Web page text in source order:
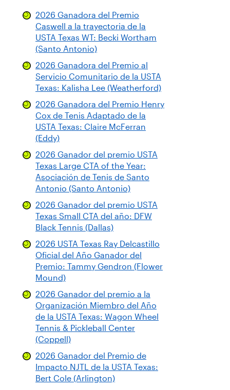
2026 Ganadora del Premio
Caswell a la trayectoria de la
USTA Texas WT: Becki Wortham
(Santo Antonio)
2026 Ganadora del Premio al
Servicio Comunitario de la USTA
Texas: Kalisha Lee (Weatherford)
2026 Ganadora del Premio Henry
Cox de Tenis Adaptado de la
USTA Texas: Claire McFerran
(Eddy)
2026 Ganador del premio USTA
Texas Large CTA of the Year:
Asociación de Tenis de Santo
Antonio (Santo Antonio)
2026 Ganador del premio USTA
Texas Small CTA del año: DFW
Black Tennis (Dallas)
2026 USTA Texas Ray Delcastillo
Oficial del Año Ganador del
Premio: Tammy Gendron (Flower
Mound)
2026 Ganador del premio a la
Organización Miembro del Año
de la USTA Texas: Wagon Wheel
Tennis & Pickleball Center
(Coppell)
2026 Ganador del Premio de
Impacto NJTL de la USTA Texas:
Bert Cole (Arlington)